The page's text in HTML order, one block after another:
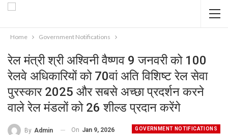
Home Government Notifications
रेल मंत्री श्री अश्विनी वैष्णव 9 जनवरी को 100
रेलवे अधिकारियों को 70वां अति विशिष्ट रेल सेवा
पुरस्कार 2025 और सबसे अच्छा प्रदर्शन करने
वाले रेल मंडलों को 26 शील्ड प्रदान करेंगे
GOVERNMENT NOTIFICATIONS
By Admin On Jan 9, 2026